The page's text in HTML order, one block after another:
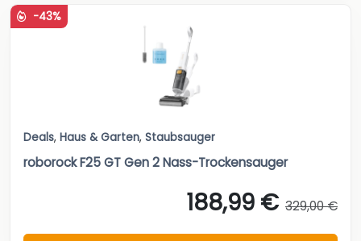
-43%
Deals, Haus & Garten, Staubsauger
roborock F25 GT Gen 2 Nass-Trockensauger
188,99 € 329,00 €